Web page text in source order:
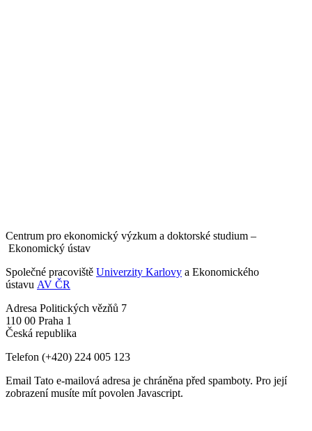
Centrum pro ekonomický výzkum a doktorské studium –
Ekonomický ústav
Společné pracoviště Univerzity Karlovy a Ekonomického
ústavu AV ČR
Adresa Politických vězňů 7
110 00 Praha 1
Česká republika
Telefon (+420) 224 005 123
Email Tato e-mailová adresa je chráněna před spamboty. Pro její
zobrazení musíte mít povolen Javascript.